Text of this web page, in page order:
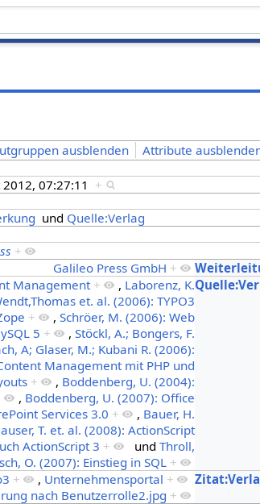
ausblenden
Attribute
07:27:11 +
und Quelle:Verlag
+
Galileo Press GmbH +
Management + , Laborenz, K.
et. al. (2006): TYPO3
+ ,Schröer, M. (2006): Web
5 + ,Stöckl, A.; Bongers, F.
A; Glaser, M.; Kubani R. (2006):
Management mit PHP und
+ , Boddenberg, U. (2004):
, Boddenberg, U. (2007): Office
Services 3.0 + , Bauer, H.
T. et. al. (2008): ActionScript
ActionScript 3 + undThroll,
O. (2007): Einstieg in SQL +
+ , Unternehmensportal +
nach Benutzerrolle2.jpg +